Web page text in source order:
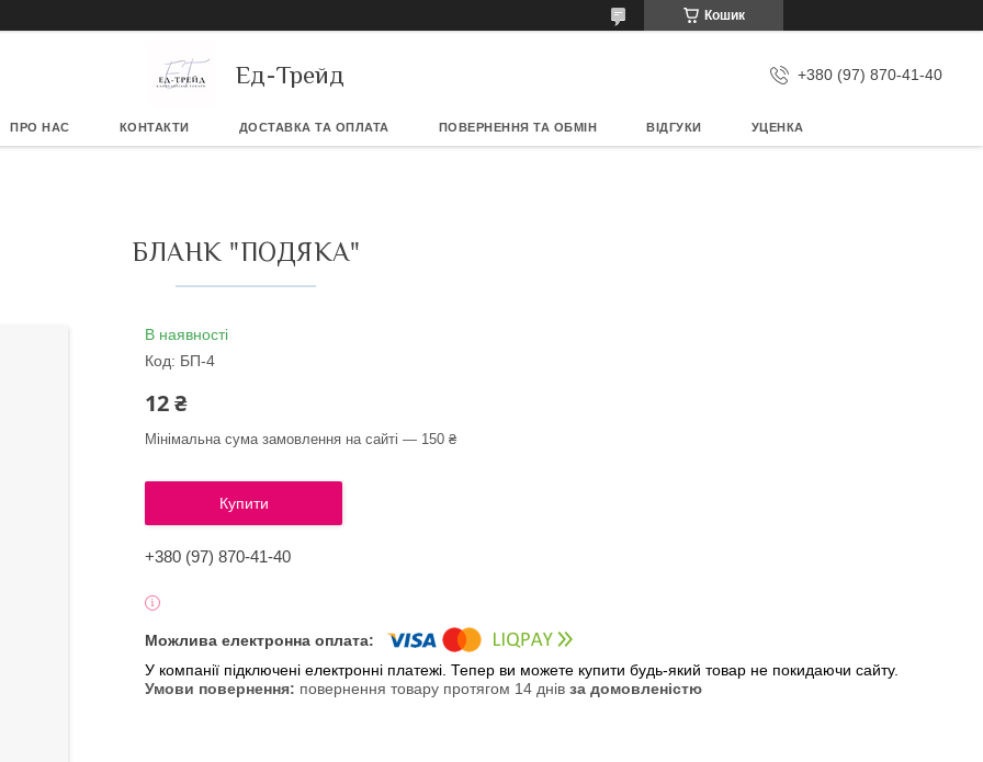
Кошик
Ед-Трейд +380 (97) 870-41-40
ПРО НАС КОНТАКТИ ДОСТАВКА ТА ОПЛАТА ПОВЕРНЕННЯ ТА ОБМІН ВІДГУКИ УЦЕНКА
БЛАНК "ПОДЯКА"
В наявності
Код: БП-4
12 ₴
Мінімальна сума замовлення на сайті — 150 ₴
Купити
+380 (97) 870-41-40
У компанії підключені електронні платежі. Тепер ви можете купити будь-який товар не покидаючи сайту.
повернення товару протягом 14 днів за домовленістю